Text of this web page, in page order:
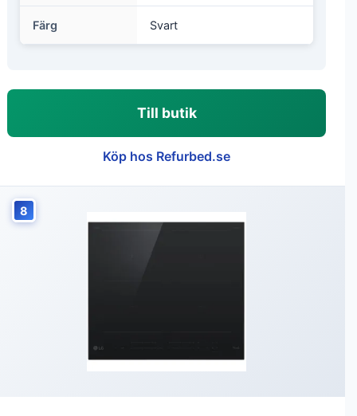
Färg Svart
Till butik
Köp hos Refurbed.se
8